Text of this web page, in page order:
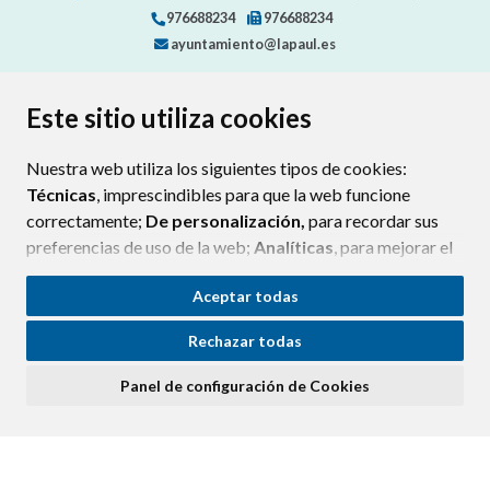
Este sitio utiliza cookies
Nuestra web utiliza los siguientes tipos de cookies:
Técnicas, imprescindibles para que la web funcione
correctamente; De personalización, para recordar sus
preferencias de uso de la web; Analíticas, para mejorar el
funcionamiento de la web y sus servicios.
Si acepta pulsando el botón“Aceptar todas”
consideramos que acepta su uso. Si pulsa el botón
ninguna acción, se guardarán las cookies técnicas
Aceptar todas
Rechazar todas
Panel de configuración de Cookies
976688234
976688234
ayuntamiento@lapaul.es
CONTACTO MAPA WEB
AVISO LEGAL
POLÍTICA DE COOKIES